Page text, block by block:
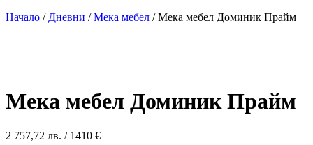
Начало / Дневни /Мека мебел / Мека мебел Доминик Прайм
Мека мебел Доминик Прайм
2 757,72 лв. / 1410 €